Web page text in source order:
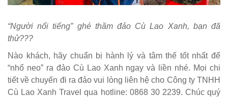
“Người nổi tiếng” ghé thăm đảo Cù Lao Xanh, bạn đã
thử???
Nào khách, hãy chuẩn bị hành lý và tâm thế tốt nhất để
“nhổ neo” ra đảo Cù Lao Xanh ngay và liền nhé. Mọi chi
tiết về chuyến đi ra đảo vui lòng liên hệ cho Công ty TNHH
Cù Lao Xanh Travel qua hotline: 0868 30 2239. Chúc quý